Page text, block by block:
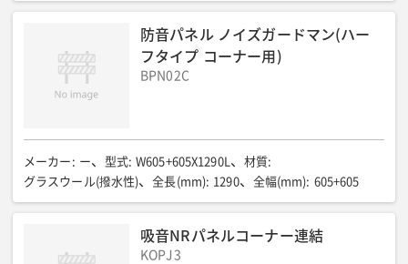
防音パネル ノイズガードマン(ハー
フタイプ コーナー用)
BPN02C
メーカー : ー 型式: W605+605X1290L 材質:
グラスウール(撥水性)
全長(mm): 1290 全幅(mm): 605+605
吸音NRパネルコーナー連結
KOPJ3